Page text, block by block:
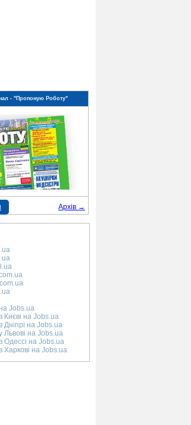
- "Пропоную Роботу"
Архів →
Jobs.ua
Києві на Jobs.ua
Дніпрі на Jobs.ua
Львові на Jobs.ua
Одессі на Jobs.ua
Харкові на Jobs.ua